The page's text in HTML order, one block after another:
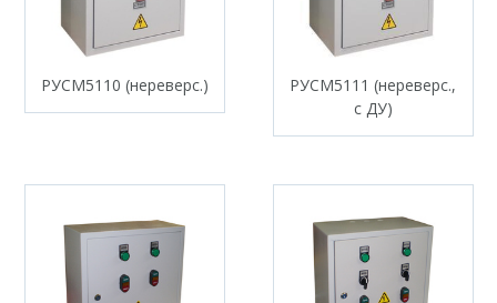
РУСМ5110 (нереверс.)
РУСМ5111 (нереверс.,
с ДУ)